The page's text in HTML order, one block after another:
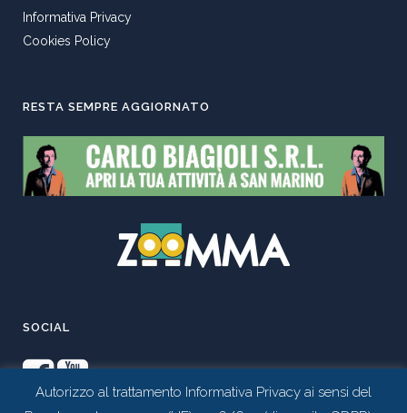
Informativa Privacy
Cookies Policy
RESTA SEMPRE AGGIORNATO
SOCIAL
Autorizzo al trattamento Informativa Privacy ai sensi del